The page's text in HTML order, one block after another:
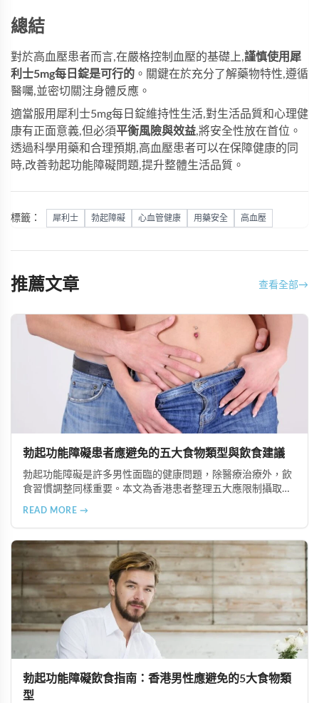
總結
對於高血壓患者而言,在嚴格控制血壓的基礎上,​謹慎使用 犀
利士5mg每日錠是可行的 。關鍵在於充分了解藥物特性,遵循
醫囑,並密切關注身體反應。
適當服用犀利士5mg每日錠維持性生活,對生活品質和心理健
康有正面意義,但必須平衡風險與效益,將安全性放在首位。
透過科學用藥和合理預期,高血壓患者可以在保障健康的同
時,改善勃起功能障礙問題,提升整體生活品質。
標籤： 犀利士 勃起障礙 心血管健康 用藥安全 高血壓
推薦文章 查看全部→
勃起功能障礙患者應避免的五大食物類型與飲食建議
勃起功能障礙是許多男性面臨的健康問題，除醫療治療外，飲
食習慣調整同樣重要。本文為香港患者整理五大應限制攝取的
業治療選項說明。
READ MORE →
勃起功能障礙飲食指南：香港男性應避免的5大食物類
型